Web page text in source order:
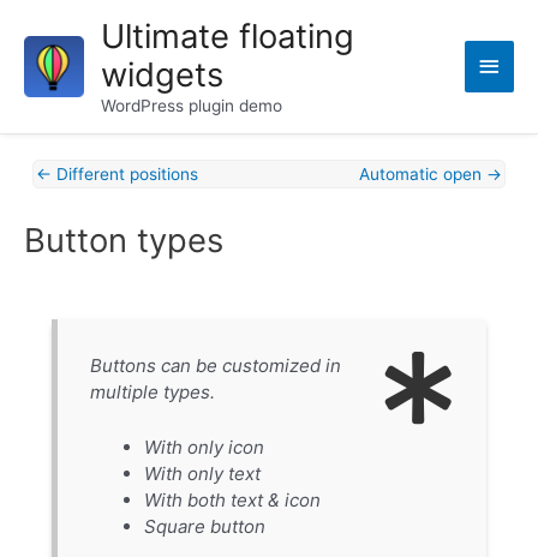
content
Ultimate floating
widgets
WordPress plugin demo
Main
Button types
Buttons can be customized in
multiple types.
With only icon
With only text
With both text & icon
Square button
Post
← Different positions Automatic open →